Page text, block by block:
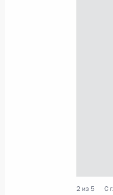
30 марта
2 из 5 С